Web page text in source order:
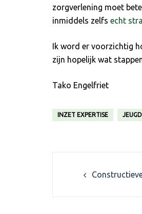
zorgverlening moet
inmiddels zelfs echt
Ik word er voorzichtig
zijn hopelijk wat
Tako Engelfriet
INZET EXPERTISE